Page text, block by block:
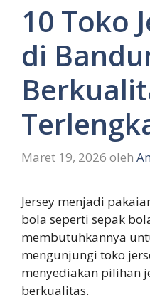
10 Toko
di
Maret 19, 2026 oleh
Jersey menjadi
bola seperti sepak
membutuhkannya
mengunjungi toko
menyediakan pilihan
berkualitas.